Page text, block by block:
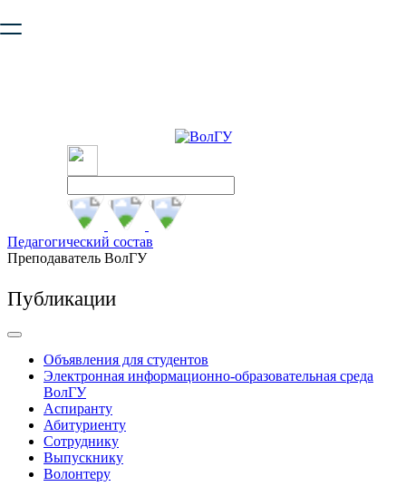
безопасную работу с сайтом. Пожалуйста
Педагогический состав
Преподаватель ВолГУ
Публикации
Объявления для студентов
Электронная информационно-образовательная среда
ВолГУ
Аспиранту
Абитуриенту
Сотруднику
Выпускнику
Волонтеру